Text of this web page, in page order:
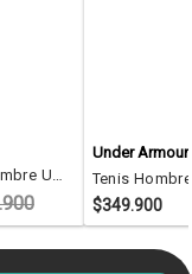
Tenis Basket Hombre UNDER ARMOUR UA LOCKDOWN 7 Negro Under Armour
Under Armour
$349.900